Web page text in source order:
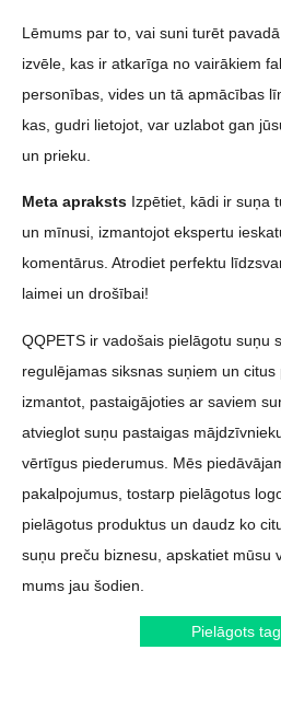
Lēmums par to, vai suni turēt
izvēle, kas ir atkarīga no vairākiem
personības, vides un tā apmācības
kas, gudri lietojot, var uzlabot gan
un prieku.
Meta apraksts Izpētiet, kādi ir suņa
un mīnusi, izmantojot ekspertu
komentārus. Atrodiet perfektu
laimei un drošībai!
QQPETS ir vadošais pielāgotu suņu
regulējamas siksnas suņiem un
izmantot, pastaigājoties ar saviem
atvieglot suņu pastaigas
vērtīgus piederumus. Mēs
pakalpojumus, tostarp pielāgotus
pielāgotus produktus un daudz ko
suņu preču biznesu, apskatiet mūsu
mums jau šodien.
Pielāgots